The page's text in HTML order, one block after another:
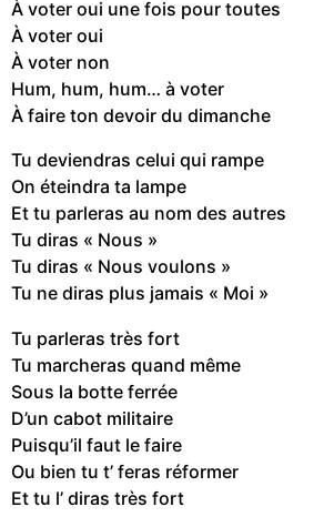
À voter oui une fois pour toutes
À voter oui
À voter non
Hum, hum, hum… à voter
À faire ton devoir du dimanche
Tu deviendras celui qui rampe
On éteindra ta lampe
Et tu parleras au nom des autres
Tu diras « Nous »
Tu diras « Nous voulons »
Tu ne diras plus jamais « Moi »
Tu parleras très fort
Tu marcheras quand même
Sous la botte ferrée
D’un cabot militaire
Puisqu’il faut le faire
Ou bien tu t’ feras réformer
Et tu l’ diras très fort